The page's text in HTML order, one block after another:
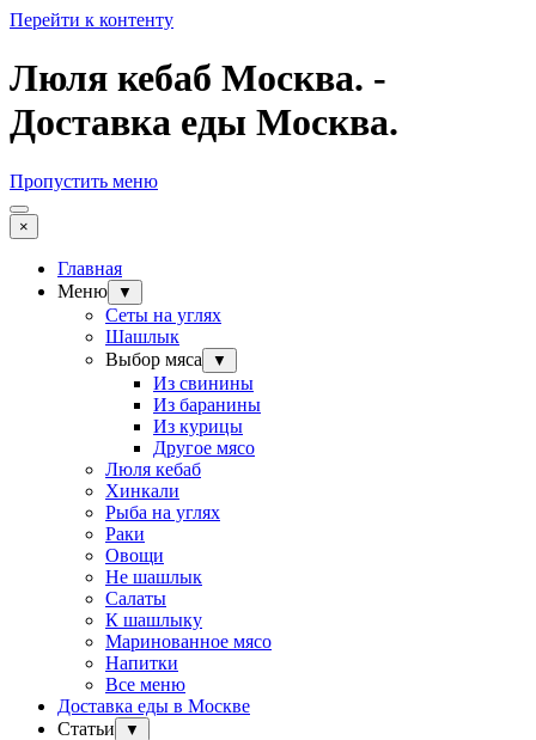
Перейти к контенту
Люля кебаб Москва. -
Доставка еды Москва.
Пропустить меню
×
Главная
Меню
▼
Сеты на углях
Шашлык
Выбор мяса
▼
Из свинины
Из баранины
Из курицы
Другое мясо
Люля кебаб
Хинкали
Рыба на углях
Раки
Овощи
Не шашлык
Салаты
К шашлыку
Маринованное мясо
Напитки
Все меню
Доставка еды в Москве
Статьи
▼